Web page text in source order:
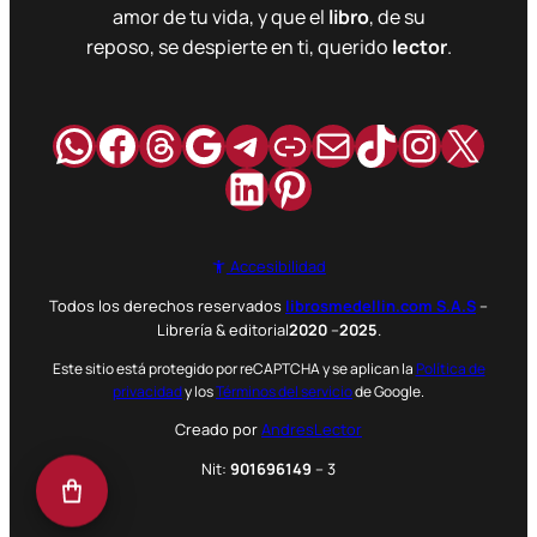
amor de tu vida, y que el libro, de su
reposo, se despierte en ti, querido lector.
WhatsApp
Facebook
Hilos
Google
Telegram
Enlace
Correo
TikTok
X
LinkedIn
Pinterest
Accesibilidad
Todos los derechos reservados librosmedellin.com S.A.S–
Librería & editorial2020–2025.
Este sitio está protegido por reCAPTCHA y se aplican laPolítica de
privacidady losTérminos del serviciode Google.
Creado porAndresLector
Nit: 901696149 – 3